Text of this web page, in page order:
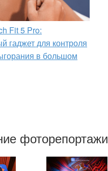
Fit 5 Pro:
гаджет для контроля
в большом
фоторепортажи